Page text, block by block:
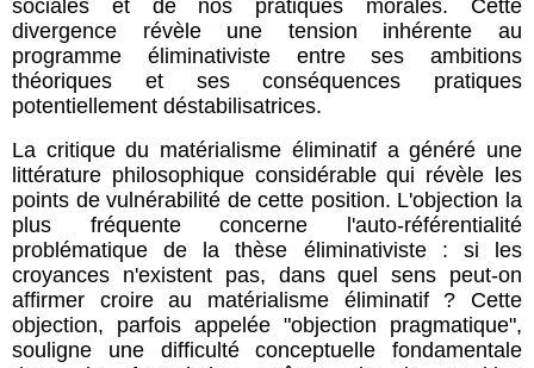
sociales et de nos pratiques morales. Cette
divergence révèle une tension inhérente au
programme éliminativiste entre ses ambitions
théoriques et ses conséquences pratiques
potentiellement déstabilisatrices.
La critique du matérialisme éliminatif a généré une
littérature philosophique considérable qui révèle les
points de vulnérabilité de cette position. L'objection la
plus fréquente concerne l'auto-référentialité
problématique de la thèse éliminativiste : si les
croyances n'existent pas, dans quel sens peut-on
affirmer croire au matérialisme éliminatif ? Cette
objection, parfois appelée "objection pragmatique",
souligne une difficulté conceptuelle fondamentale